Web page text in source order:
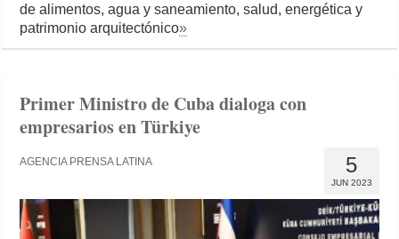
de alimentos, agua y saneamiento, salud, energética y
patrimonio arquitectónico»
Primer Ministro de Cuba dialoga con
empresarios en Türkiye
5
JUN 2023
AGENCIA PRENSA LATINA